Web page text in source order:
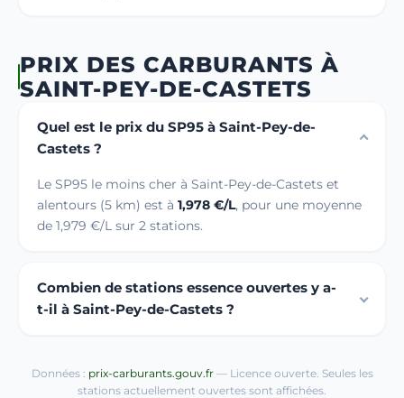
PRIX DES CARBURANTS À
SAINT-PEY-DE-CASTETS
Quel est le prix du SP95 à Saint-Pey-de-
Castets ?
Le SP95 le moins cher à Saint-Pey-de-Castets et
alentours (5 km) est à 1,978 €/L, pour une moyenne
de 1,979 €/L sur 2 stations.
Combien de stations essence ouvertes y a-
t-il à Saint-Pey-de-Castets ?
Données : prix-carburants.gouv.fr— Licence ouverte. Seules les
stations actuellement ouvertes sont affichées.